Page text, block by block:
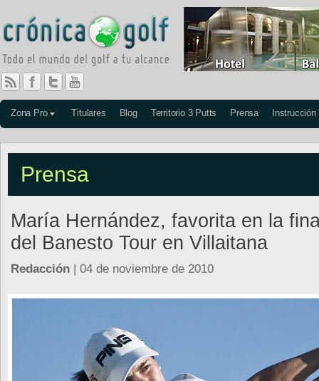
Zona Pro Titulares Blog Territorio 3 Putts Prensa Instrucción
Prensa
María Hernández, favorita en la
del Banesto Tour en Villaitana
Redacción | 04 de noviembre de 2010